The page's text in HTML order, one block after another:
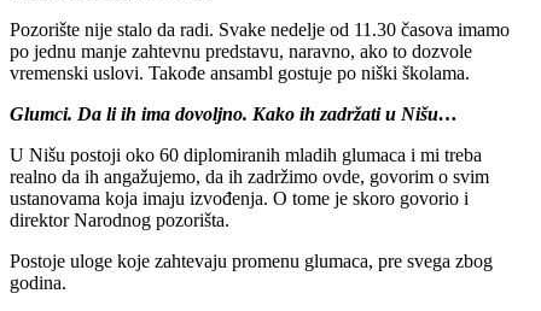
Pozorište nije stalo da radi. Svake nedelje od 11.30 časova imamo
po jednu manje zahtevnu predstavu, naravno, ako to dozvole
vremenski uslovi. Takođe ansambl gostuje po niški školama.
Glumci. Da li ih ima dovoljno. Kako ih zadržati u Nišu…
U Nišu postoji oko 60 diplomiranih mladih glumaca i mi treba
realno da ih angažujemo, da ih zadržimo ovde, govorim o svim
ustanovama koja imaju izvođenja. O tome je skoro govorio i
direktor Narodnog pozorišta.
Postoje uloge koje zahtevaju promenu glumaca, pre svega zbog
godina.